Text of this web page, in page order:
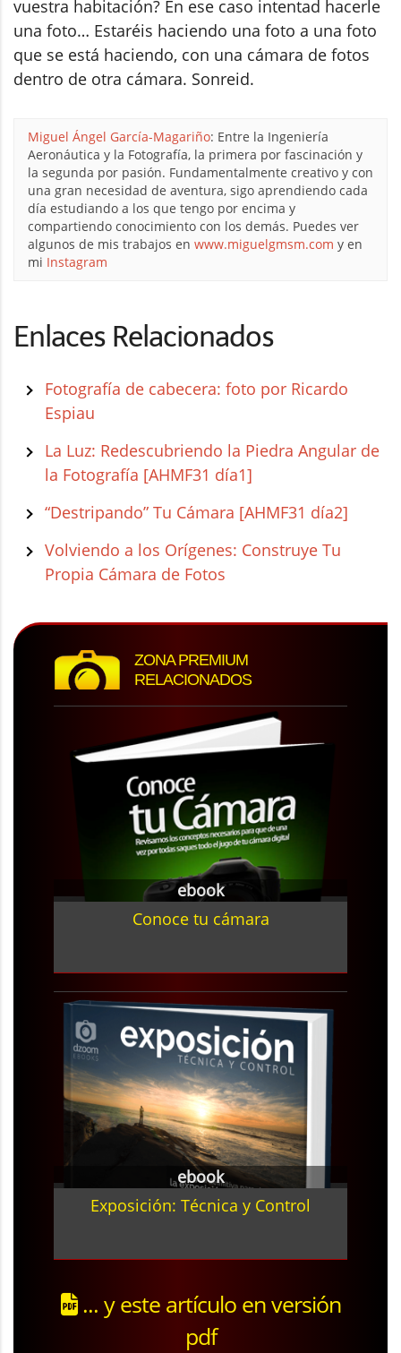
vuestra habitación? En ese caso intentad hacerle
una foto… Estaréis haciendo una foto a una foto
que se está haciendo, con una cámara de fotos
dentro de otra cámara. Sonreid.
Miguel Ángel García-Magariño: Entre la Ingeniería
Aeronáutica y la Fotografía, la primera por fascinación y
la segunda por pasión. Fundamentalmente creativo y con
una gran necesidad de aventura, sigo aprendiendo cada
día estudiando a los que tengo por encima y
compartiendo conocimiento con los demás. Puedes ver
algunos de mis trabajos en www.miguelgmsm.com y en
mi Instagram
Enlaces Relacionados
Fotografía de cabecera: foto por Ricardo
Espiau
La Luz: Redescubriendo la Piedra Angular de
la Fotografía [AHMF31 día1]
“Destripando” Tu Cámara [AHMF31 día2]
Volviendo a los Orígenes: Construye Tu
Propia Cámara de Fotos
ZONA PREMIUM
RELACIONADOS
ebook
Conoce tu cámara
ebook
Exposición: Técnica y Control
... y este artículo en versión
pdf